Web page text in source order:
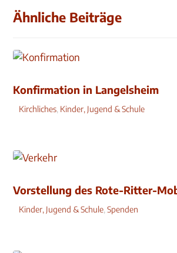
Ähnliche Beiträge
Konfirmation in Langelsheim
Kirchliches, Kinder, Jugend & Schule
Vorstellung des Rote-Ritter-
Kinder, Jugend & Schule,Spenden